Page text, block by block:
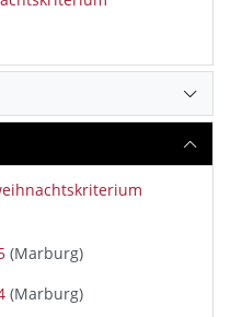
(Marburg)
(Marburg)